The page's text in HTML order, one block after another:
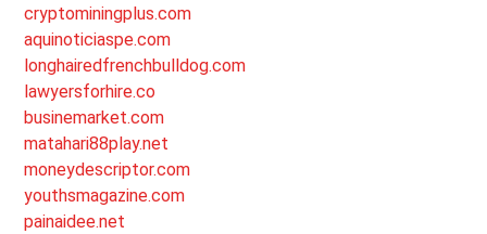
cryptominingplus.com
aquinoticiaspe.com
longhairedfrenchbulldog.com
lawyersforhire.co
businemarket.com
matahari88play.net
moneydescriptor.com
youthsmagazine.com
painaidee.net